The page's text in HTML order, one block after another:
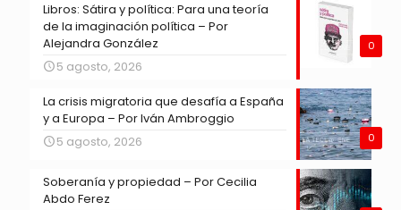
0
Libros: Sátira y política: Para una teoría
de la imaginación política – Por
Alejandra González
5 agosto, 2026
0
La crisis migratoria que desafía a España
y a Europa – Por Iván Ambroggio
5 agosto, 2026
Soberanía y propiedad – Por Cecilia
Abdo Ferez